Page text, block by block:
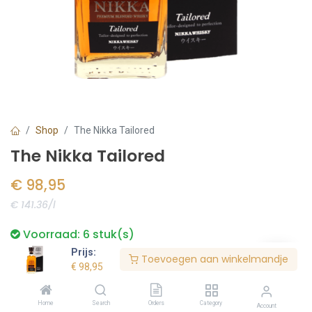
Prijs:
€ 98,95
Toevoegen aan winkelmandje
Home Search Orders Category Account
Shop The Nikka Tailored
The Nikka Tailored
€ 98,95
€ 141.36/l
Voorraad: 6 stuk(s)
Bestel nu